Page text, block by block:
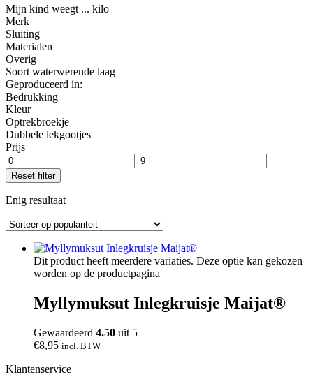
Mijn kind weegt ... kilo
Merk
Sluiting
Materialen
Overig
Soort waterwerende laag
Geproduceerd in:
Bedrukking
Kleur
Optrekbroekje
Dubbele lekgootjes
Prijs
Reset filter
Enig resultaat
Dit product heeft meerdere variaties. Deze optie kan gekozen
worden op de productpagina
Myllymuksut Inlegkruisje Maijat®
Gewaardeerd 4.50 uit 5
€8,95 incl. BTW
Klantenservice